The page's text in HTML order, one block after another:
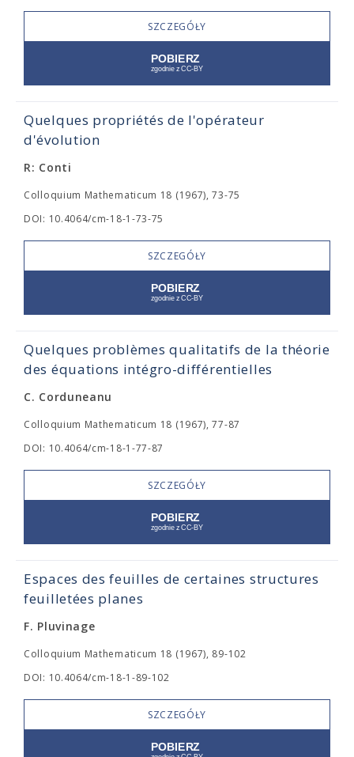
SZCZEGÓŁY
Quelques propriétés de l'opérateur
d'évolution
R: Conti
Colloquium Mathematicum 18 (1967), 73-75
DOI: 10.4064/cm-18-1-73-75
SZCZEGÓŁY
Quelques problèmes qualitatifs de la théorie
des équations intégro-différentielles
C. Corduneanu
Colloquium Mathematicum 18 (1967), 77-87
DOI: 10.4064/cm-18-1-77-87
SZCZEGÓŁY
Espaces des feuilles de certaines structures
feuilletées planes
F. Pluvinage
Colloquium Mathematicum 18 (1967), 89-102
DOI: 10.4064/cm-18-1-89-102
SZCZEGÓŁY